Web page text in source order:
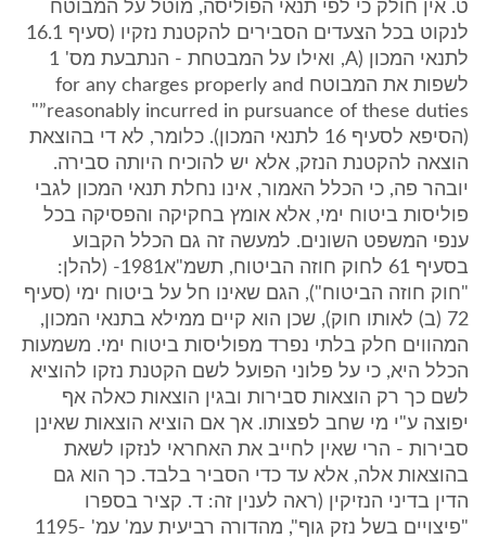
ט. אין חולק כי לפי תנאי הפוליסה, מוטל על המבוטח
לנקוט בכל הצעדים הסבירים להקטנת נזקיו (סעיף 16.1
לתנאי המכון (A, ואילו על המבטחת - הנתבעת מס' 1
לשפות את המבוטח for any charges properly and
reasonably incurred in pursuance of these duties”"
(הסיפא לסעיף 16 לתנאי המכון). כלומר, לא די בהוצאת
הוצאה להקטנת הנזק, אלא יש להוכיח היותה סבירה.
יובהר פה, כי הכלל האמור, אינו נחלת תנאי המכון לגבי
פוליסות ביטוח ימי, אלא אומץ בחקיקה והפסיקה בכל
ענפי המשפט השונים. למעשה זה גם הכלל הקבוע
בסעיף 61 לחוק חוזה הביטוח, תשמ"א1981- (להלן:
"חוק חוזה הביטוח"), הגם שאינו חל על ביטוח ימי (סעיף
72 (ב) לאותו חוק), שכן הוא קיים ממילא בתנאי המכון,
המהווים חלק בלתי נפרד מפוליסות ביטוח ימי. משמעות
הכלל היא, כי על פלוני הפועל לשם הקטנת נזקו להוציא
לשם כך רק הוצאות סבירות ובגין הוצאות כאלה אף
יפוצה ע"י מי שחב לפצותו. אך אם הוציא הוצאות שאינן
סבירות - הרי שאין לחייב את האחראי לנזקו לשאת
בהוצאות אלה, אלא עד כדי הסביר בלבד. כך הוא גם
הדין בדיני הנזיקין (ראה לענין זה: ד. קציר בספרו
"פיצויים בשל נזק גוף", מהדורה רביעית עמ' עמ' 1195-